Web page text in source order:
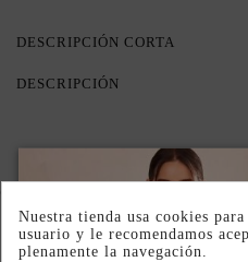
DESCRIPCIÓN CORTA
DESCRIPCIÓN
Nuestra tienda usa cookies
usuario y le recomendamos
plenamente la navegación.